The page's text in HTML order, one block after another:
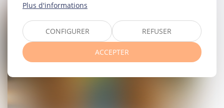
Plus d'informations
CONFIGURER REFUSER
ACCEPTER